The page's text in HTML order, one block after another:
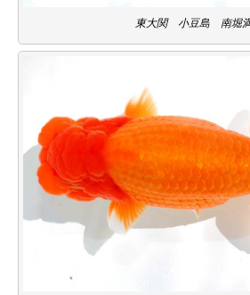
東大関 小豆島 南堀